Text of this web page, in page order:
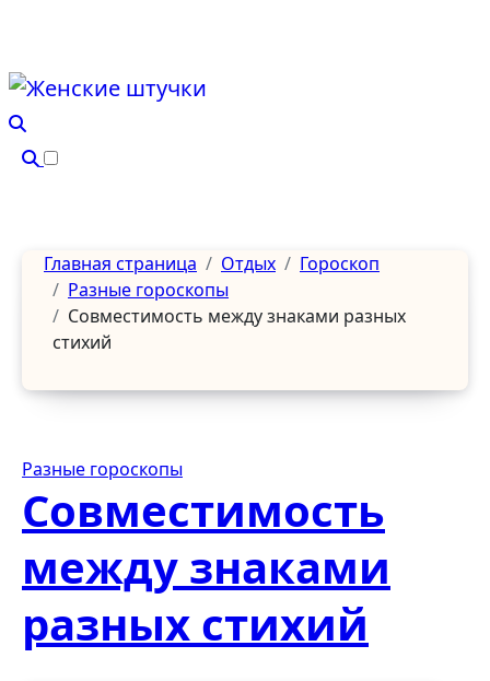
Главная страница Отдых
Гороскоп
Разные гороскопы
Совместимость между знаками разных
стихий
Разные гороскопы
Совместимость
между знаками
разных стихий